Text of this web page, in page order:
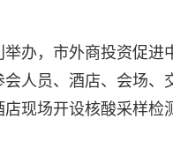
办，市外商投资促
人员、酒店、会场
现场开设核酸采样检